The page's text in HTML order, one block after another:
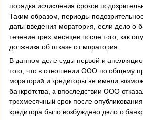
порядка исчисления сроков
Таким образом, периоды
даты введения моратория, если дело о
течение трех месяцев после того, как
должника об отказе от моратория.
В данном деле суды первой и
того, что в отношении ООО по общему
мораторий и кредиторы не имели
банкротства, а впоследствии ООО
трехмесячный срок после
кредитора было возбуждено дело о